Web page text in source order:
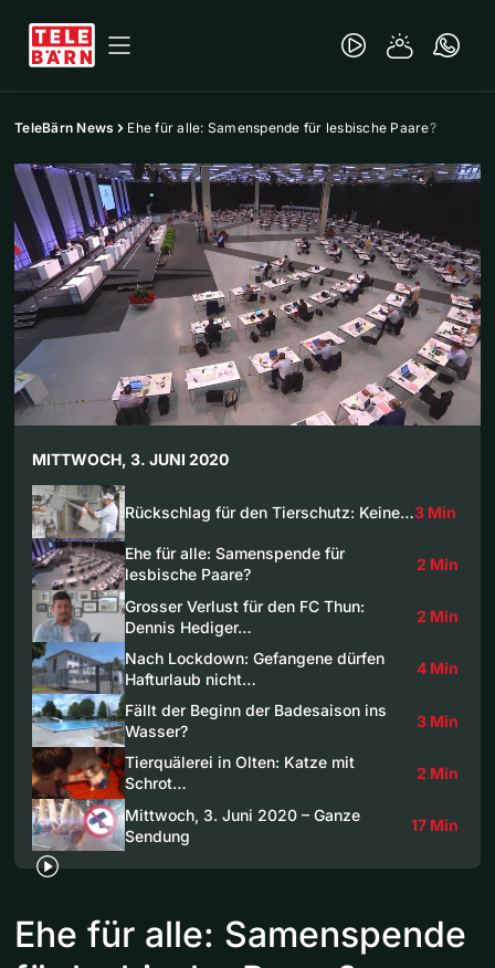
TeleBärn News Ehe für alle: Samenspende für lesbische Paare?
MITTWOCH, 3. JUNI 2020
Rückschlag für den Tierschutz: Keine…3 Min
Ehe für alle: Samenspende für
lesbische Paare?
2 Min
Grosser Verlust für den FC Thun:
Dennis Hediger…
2 Min
Nach Lockdown: Gefangene dürfen
Hafturlaub nicht…
4 Min
Fällt der Beginn der Badesaison ins
Wasser?
3 Min
Tierquälerei in Olten: Katze mit
Schrot…
2 Min
Mittwoch, 3. Juni 2020 – Ganze
Sendung
17 Min
Ehe für alle: Samenspende